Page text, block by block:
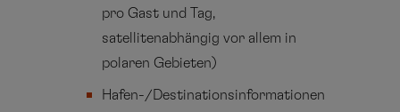
pro Gast und Tag,
satellitenabhängig vor allem in
polaren Gebieten)
Hafen-/Destinationsinformationen